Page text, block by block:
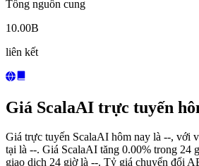
Tổng nguồn cung
10.00B
liên kết
Giá ScalaAI trực tuyến
Giá trực tuyến ScalaAI hôm nay là --, với
tại là --. Giá ScalaAI tăng 0.00% trong 24
giao dịch 24 giờ là --. Tỷ giá chuyển đổi